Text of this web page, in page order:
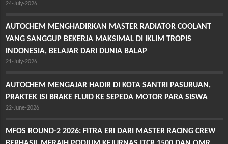
24-July-2026
AUTOCHEM MENGHADIRKAN MASTER RADIATOR COOLANT
YANG SANGGUP BEKERJA MAKSIMAL DI IKLIM TROPIS
INDONESIA, BELAJAR DARI DUNIA BALAP
21-July-2026
AUTOCHEM MENGAJAR HADIR DI KOTA SANTRI PASURUAN,
PRAKTEK ISI BRAKE FLUID KE SEPEDA MOTOR PARA SISWA
22-June-2026
MFOS ROUND-2 2026: FITRA ERI DARI MASTER RACING CREW